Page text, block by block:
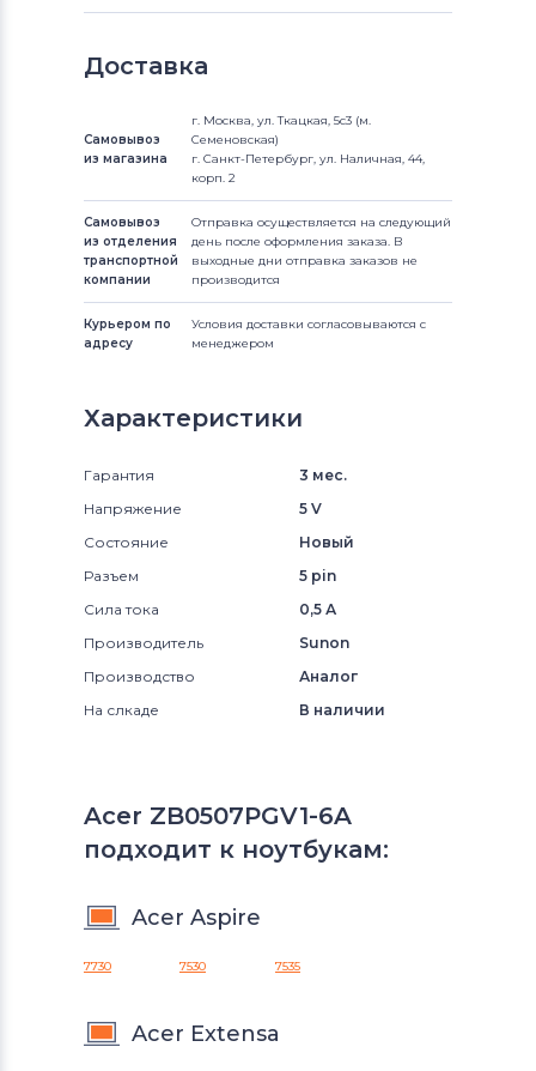
Доставка
Самовывоз
из магазина
г. Москва, ул. Ткацкая, 5с3 (м.
Семеновская)
г. Санкт-Петербург, ул. Наличная, 44,
корп. 2
Самовывоз
из отделения
транспортной
компании
Отправка осуществляется на следующий
день после оформления заказа. В
выходные дни отправка заказов не
производится
Курьером по
адресу
Условия доставки согласовываются с
менеджером
Характеристики
Гарантия
3 мес.
Напряжение
5 V
Состояние
Новый
Разъем
5 pin
Сила тока
0,5 А
Производитель
Sunon
Производство
Аналог
На слкаде
В наличии
Acer ZB0507PGV1-6A
подходит к ноутбукам:
Acer Aspire
7730 7530 7535
Acer Extensa